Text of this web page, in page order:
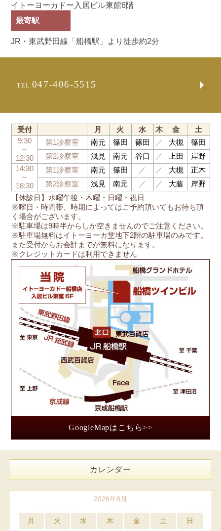
イトーヨーカドー入居ビル東館6階
最寄駅
JR・東武野田線「船橋駅」より徒歩約2分
TEL. 047-406-5515
【休診日】水曜午後・木曜・日曜・祝日
※曜日・時間帯、時期によってはご予約頂いてもお待ち頂
く場合がございます。
※駐車場は9時半からしか空きませんのでご注意ください。
※駐車場無料はイトーヨーカ堂地下2階の駐車場のみです。
また受付からお会計までが無料になります。
※クレジットカードは利用できません
受付 月 火 水 木 金
土
9:30
～
12:30
第1診察室 南元 篠田 篠田 ／ 大槻
篠田
第2診察室
浅見 南元 谷口 ／ 上田
岸野
14:30
～
18:30
第1診察室 南元 篠田 ／ ／ 大槻
正木
第2診察室
浅見 南元 ／ ／ 大藤 岸野
GoogleMapはこちら>>
カレンダー
2026年8月
月 火 水 木 金 土 日